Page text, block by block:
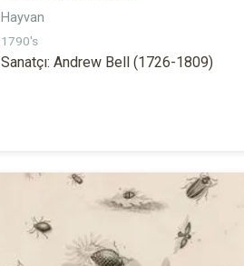
Hayvan
1790's
Sanatçı: Andrew Bell (1726-1809)